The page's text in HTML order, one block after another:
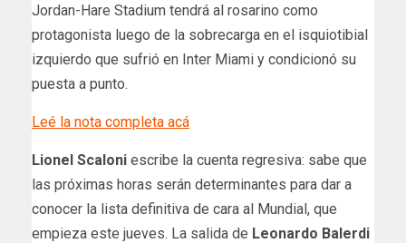
Jordan-Hare Stadium tendrá al rosarino como
protagonista luego de la sobrecarga en el isquiotibial
izquierdo que sufrió en Inter Miami y condicionó su
puesta a punto.
Leé la nota completa acá
Lionel Scaloni escribe la cuenta regresiva: sabe que
las próximas horas serán determinantes para dar a
conocer la lista definitiva de cara al Mundial, que
empieza este jueves. La salida de Leonardo Balerdi